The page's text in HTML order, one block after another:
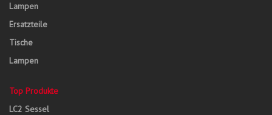
Lampen
Ersatzteile
Tische
Lampen
Top Produkte
LC2 Sessel